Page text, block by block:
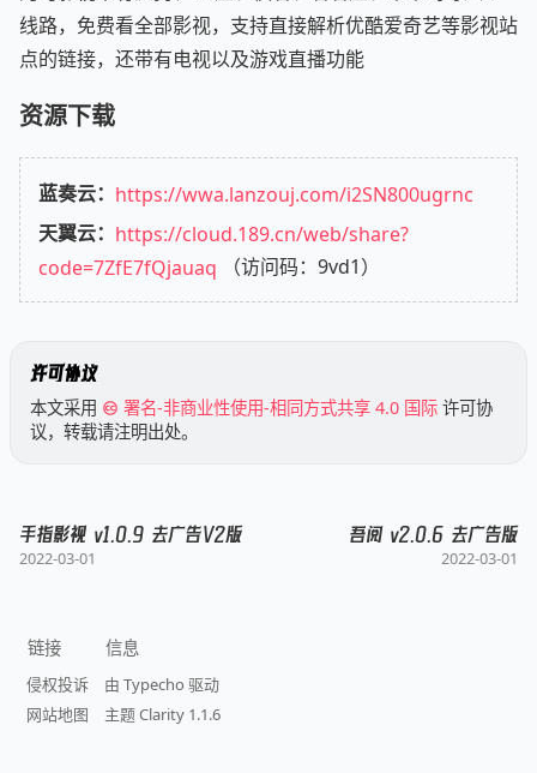
线路，免费看全部影视，支持直接解析优酷爱奇艺等影视站
点的链接，还带有电视以及游戏直播功能
资源下载
蓝奏云： https://wwa.lanzouj.com/i2SN800ugrnc
天翼云： https://cloud.189.cn/web/share?
code=7ZfE7fQjauaq （访问码：9vd1）
许可协议
本文采用 署名-非商业性使用-相同方式共享 4.0 国际 许可协
议，转载请注明出处。
手指影视 v1.0.9 去广告V2版
2022-03-01
吾阅 v2.0.6 去广告版
2022-03-01
链接
侵权投诉
网站地图
信息
由 Typecho 驱动
主题 Clarity 1.1.6